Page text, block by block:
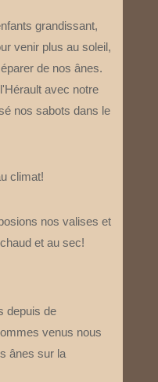
grandissant,
venir plus au soleil,
de nos ânes.
avec notre
nos sabots dans le
climat!
nos valises et
et au sec!
depuis de
venus nous
ânes sur la